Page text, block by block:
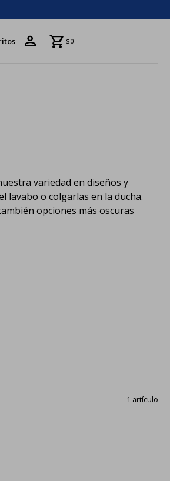
$0
variedad en diseños y
lavabo o colgarlas en la ducha.
opciones más oscuras
1 artículo